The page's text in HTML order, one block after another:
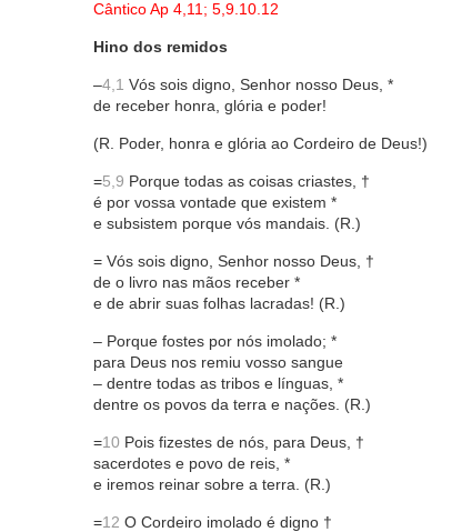
Cântico Ap 4,11; 5,9.10.12
Hino dos remidos
–4,1 Vós sois digno, Senhor nosso Deus, *
de receber honra, glória e poder!
(R. Poder, honra e glória ao Cordeiro de Deus!)
=5,9 Porque todas as coisas criastes, †
é por vossa vontade que existem *
e subsistem porque vós mandais. (R.)
= Vós sois digno, Senhor nosso Deus, †
de o livro nas mãos receber *
e de abrir suas folhas lacradas! (R.)
– Porque fostes por nós imolado; *
para Deus nos remiu vosso sangue
– dentre todas as tribos e línguas, *
dentre os povos da terra e nações. (R.)
=10 Pois fizestes de nós, para Deus, †
sacerdotes e povo de reis, *
e iremos reinar sobre a terra. (R.)
=12 O Cordeiro imolado é digno †